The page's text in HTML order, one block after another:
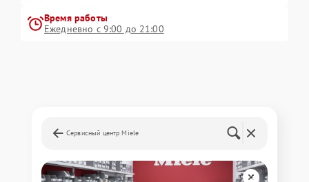
Время работы
Ежедневно с 9:00 до 21:00
Сервисный центр Miele